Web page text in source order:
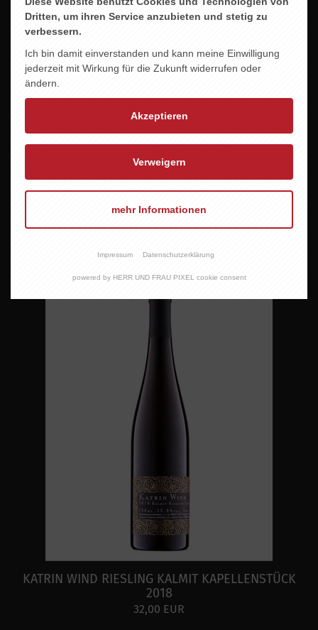
MAURO VEGLIO -BAROLO ROCCHEDELL´ANNUNZIATA
KATRIN WIND RIESLING KALMIT KAPELLENSTÜCK
2018
32,00 EUR
Dritten, um ihren Service anzubieten und stetig zu
verbessern.
Ich bin damit einverstanden und kann meine Einwilligung
jederzeit mit Wirkung für die Zukunft widerrufen oder
ändern.
Akzeptieren
Verweigern
mehr Informationen
Impressum Datenschutzerklärung
powered by HERR UND FRAU PIXEL cookie consent